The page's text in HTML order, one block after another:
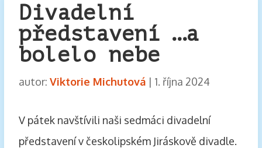
Divadelní
představení …a
bolelo nebe
autor: Viktorie Michutová| 1. října 2024
V pátek navštívili naši sedmáci divadelní
představení v českolipském Jiráskově divadle.